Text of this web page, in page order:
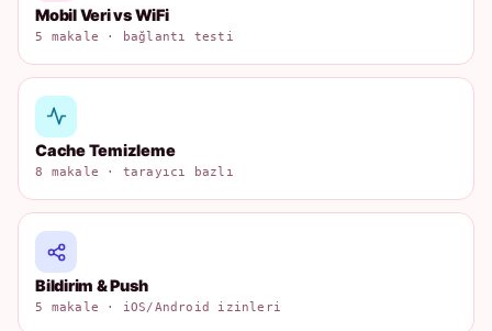
Mobil Veri vs WiFi
5 makale · bağlantı testi
Cache Temizleme
8 makale · tarayıcı bazlı
Bildirim & Push
5 makale · iOS/Android izinleri